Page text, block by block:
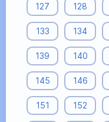
127 128
133 134
139 140
145 146
151 152